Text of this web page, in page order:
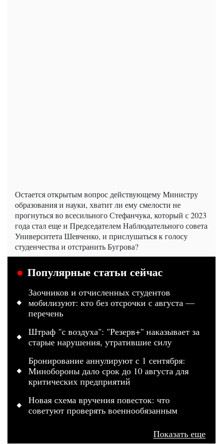
Остается открытым вопрос действующему Министру
образования и науки, хватит ли ему смелости не
прогнуться во всесильного Стефанчука, который с 2023
года стал еще и Председателем Наблюдательного совета
Университета Шевченко, и прислушаться к голосу
студенчества и отстранить Бугрова?
Популярные статьи сейчас
Заочников и отчисленных студентов
мобилизуют: кто без отсрочки с августа —
перечень
Штраф "с воздуха": "Резерв+" наказывает за
старые нарушения, утратившие силу
Бронирование аннулируют с 1 сентября:
Минобороны дало срок до 10 августа для
критических предприятий
Новая схема вручения повесток: что
советуют проверять военнообязанным
Показать еще